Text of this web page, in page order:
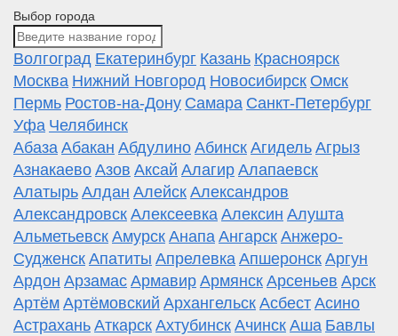
Выбор города
Волгоград Екатеринбург Казань Красноярск
Москва Нижний Новгород Новосибирск Омск
Пермь Ростов-на-Дону Самара Санкт-Петербург
Уфа Челябинск
Абаза Абакан Абдулино Абинск Агидель Агрыз
Азнакаево Азов Аксай Алагир Алапаевск
Алатырь Алдан Алейск Александров
Александровск Алексеевка Алексин Алушта
Альметьевск Амурск Анапа Ангарск Анжеро-
Судженск Апатиты Апрелевка Апшеронск Аргун
Ардон Арзамас Армавир Армянск Арсеньев Арск
Артём Артёмовский Архангельск Асбест Асино
Астрахань Аткарск Ахтубинск Ачинск Аша Бавлы